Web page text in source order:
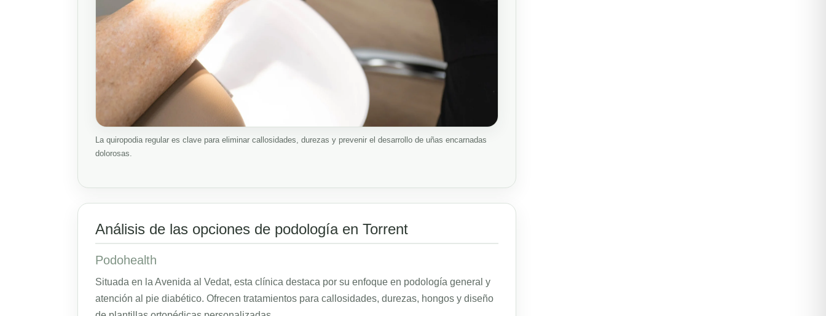
La quiropodia regular es clave para eliminar callosidades, durezas y prevenir el desarrollo de uñas encarnadas
dolorosas.
Análisis de las opciones de podología en Torrent
Podohealth
Situada en la Avenida al Vedat, esta clínica destaca por su enfoque en podología general y
atención al pie diabético. Ofrecen tratamientos para callosidades, durezas, hongos y diseño